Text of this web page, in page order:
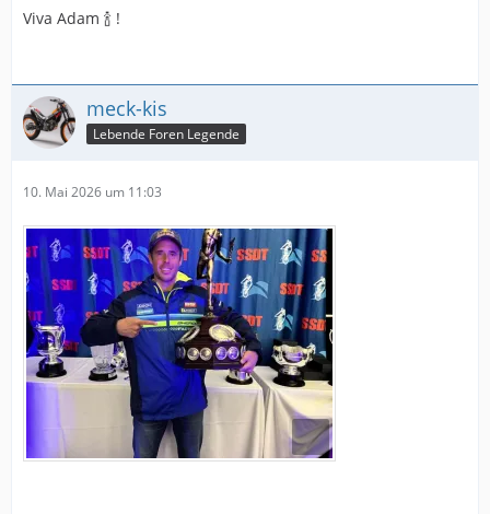
Viva Adam 🍾 !
meck-kis
Lebende Foren Legende
10. Mai 2026 um 11:03